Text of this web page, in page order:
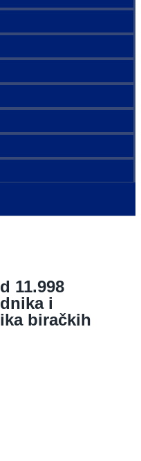
11.998
i
biračkih